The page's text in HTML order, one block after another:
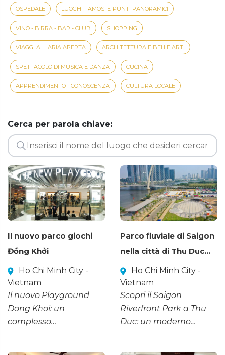
OSPEDALE LUOGHI FAMOSI E PUNTI PANORAMICI
VINO - BIRRA - BAR - CLUB SHOPPING
VIAGGI ALL'ARIA APERTA ARCHITETTURA E BELLE ARTI
SPETTACOLO DI MUSICA E DANZA CUCINA
APPRENDIMENTO - CONOSCENZA CULTURA LOCALE
Cerca per parola chiave:
Il nuovo parco giochi
Đồng Khởi
Ho Chi Minh City -
Vietnam
Il nuovo Playground
Dong Khoi: un
complesso
Parco fluviale di Saigon
nella città di Thu Duc…
Ho Chi Minh City -
Vietnam
Scopri il Saigon
Riverfront Park a Thu
Duc: un moderno